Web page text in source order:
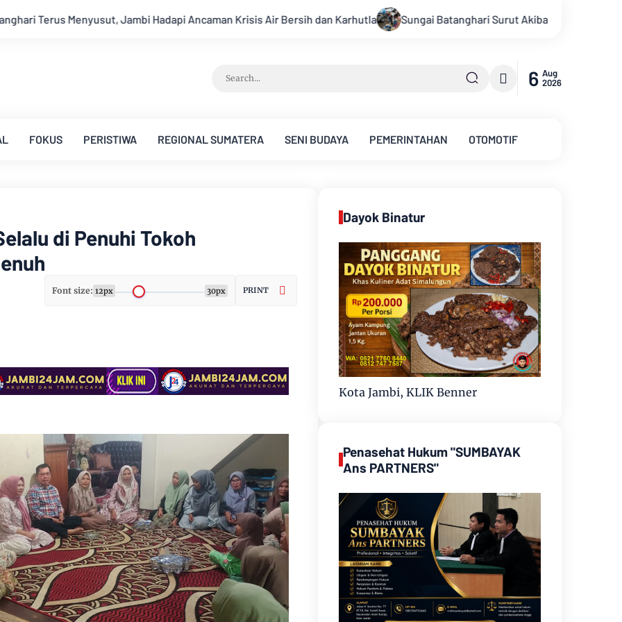
Ancaman Krisis Air Bersih dan Karhutla Sungai Batanghari Surut Akibat Kemarau, Pasokan Air Bersih Tirta Mayang
6 Aug
2026
FOKUS PERISTIWA REGIONAL SUMATERA SENI BUDAYA PEMERINTAHAN OTOMOTIF
di Penuhi Tokoh
Font size: 12px 30px PRINT
Dayok Binatur
Kota Jambi, KLIK Benner
Penasehat Hukum "SUMBAYAK
Ans PARTNERS"